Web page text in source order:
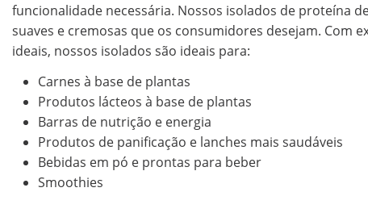
funcionalidade necessária. Nossos isolados de proteína
suaves e cremosas que os consumidores desejam. Com
ideais, nossos isolados são ideais para:
Carnes à base de plantas
Produtos lácteos à base de plantas
Barras de nutrição e energia
Produtos de panificação e lanches mais saudáveis
Bebidas em pó e prontas para beber
Smoothies